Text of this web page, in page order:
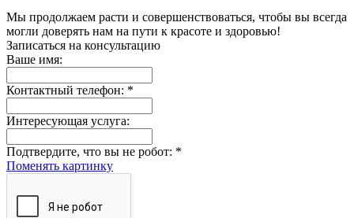
Мы продолжаем расти и совершенствоваться, чтобы вы всегда
могли доверять нам на пути к красоте и здоровью!
Записаться на консультацию
Ваше имя:
Контактный телефон: *
Интересующая услуга:
Подтвердите, что вы не робот: *
Поменять картинку